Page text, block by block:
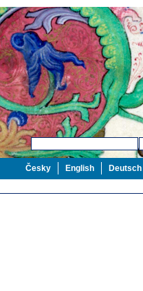
Deutsch
English
Česky